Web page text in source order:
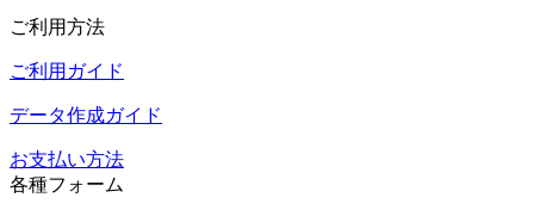
ご利用方法
ご利用ガイド
データ作成ガイド
お支払い方法
各種フォーム